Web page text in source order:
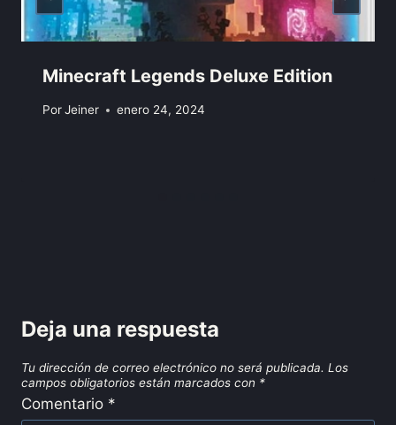
Minecraft Legends Deluxe Edition
PorJeiner enero 24, 2024
Deja una respuesta
Tu dirección de correo electrónico no será publicada. Los
campos obligatorios están marcados con *
Comentario *